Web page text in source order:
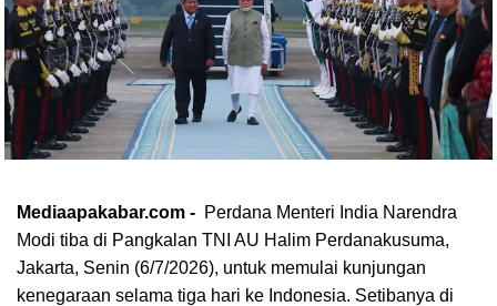
Mediaapakabar.com - Perdana Menteri India Narendra
Modi tiba di Pangkalan TNI AU Halim Perdanakusuma,
Jakarta, Senin (6/7/2026), untuk memulai kunjungan
kenegaraan selama tiga hari ke Indonesia. Setibanya di